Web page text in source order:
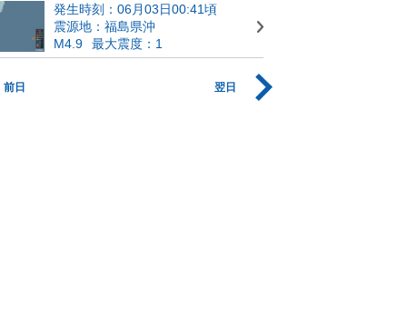
発生時刻：06月03日00:41頃
震源地：福島県沖
M4.9
最大震度：1
前日 翌日